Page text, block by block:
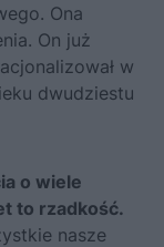
Ona
On już
w
dwudziestu
o wiele
to rzadkość.
nasze